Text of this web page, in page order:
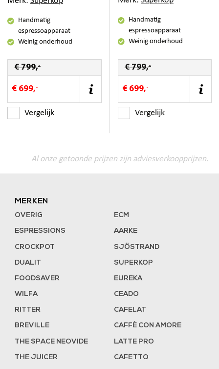
Handmatig
espressoapparaat
Weinig onderhoud
€ 799,-
€ 699,-
Vergelijk
Handmatig
espressoapparaat
Weinig onderhoud
€ 799,-
€ 699,-
Vergelijk
Al onze getoonde prijzen zijn adviesverkoopprijzen.
MERKEN
OVERIG
ESPRESSIONS
CROCKPOT
DUALIT
FOODSAVER
WILFA
RITTER
BREVILLE
THE SPACE NEOVIDE
THE JUICER
ECM
AARKE
SJÖSTRAND
SUPERKOP
EUREKA
CEADO
CAFELAT
CAFFÈ CON AMORE
LATTE PRO
CAFETTO